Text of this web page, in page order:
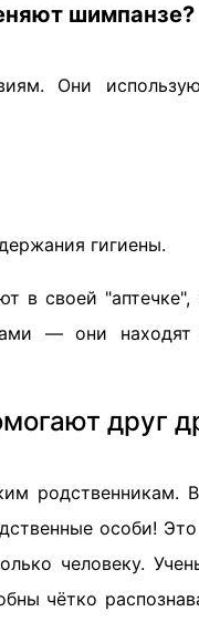
шимпанзе?
Они
гигиены.
в своей
— они
друг
родственникам.
особи!
человеку.
чётко